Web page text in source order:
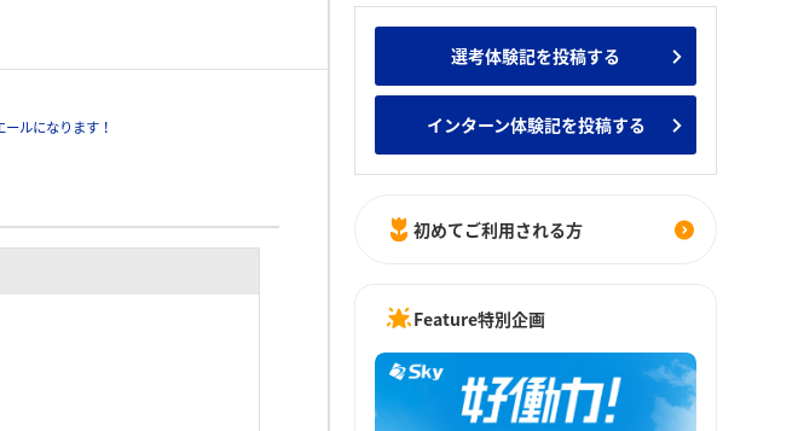
みんなの新卒就職人気企業ランキング みんなのインターン人気企業ランキ
28卒 IT・DX現場社員インタビュー
ルになります！
選考体験記を投稿する
インターン体験記を投稿する
初めてご利用される方
Feature特別企画